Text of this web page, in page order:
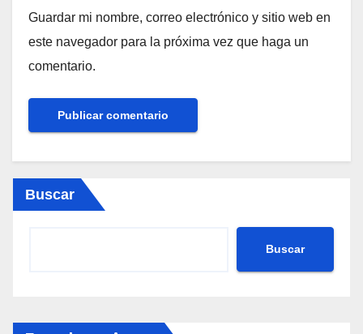
Guardar mi nombre, correo electrónico y sitio web en
este navegador para la próxima vez que haga un
comentario.
Buscar
Buscar